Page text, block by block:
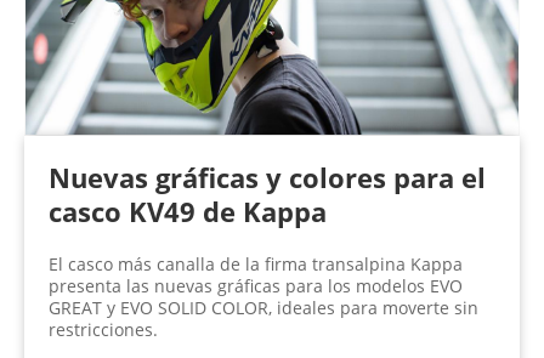
Nuevas gráficas y colores para el
casco KV49 de Kappa
El casco más canalla de la firma transalpina Kappa
presenta las nuevas gráficas para los modelos EVO
GREAT y EVO SOLID COLOR, ideales para moverte sin
restricciones.